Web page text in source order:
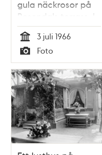
gula näckrosor på
Rosendals terrass. I
fonden Gärdet
Tid
3 juli 1966
Typ
Foto